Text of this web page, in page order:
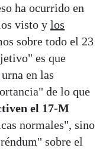
ha ocurrido en
visto y los
sobre todo el 23
es que
en las
de lo que
el 17-M
normales", sino
sobre el